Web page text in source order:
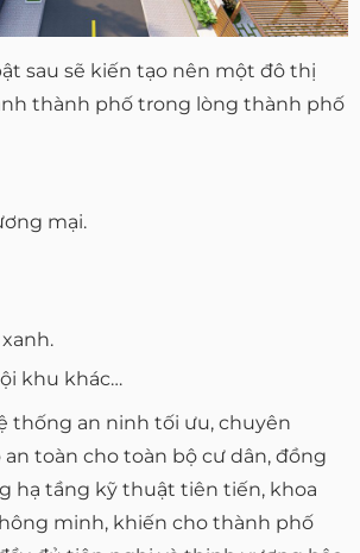
sau sẽ kiến tạo nên một đô thị
thành phố trong lòng thành phố
mại.
khu khác…
thống an ninh tối ưu, chuyên
toàn cho toàn bộ cư dân, đồng
hạ tầng kỹ thuật tiên tiến, khoa
minh, khiến cho thành phố